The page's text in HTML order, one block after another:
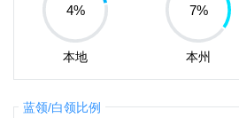
4%
本地
7%
本州
蓝领/白领比例